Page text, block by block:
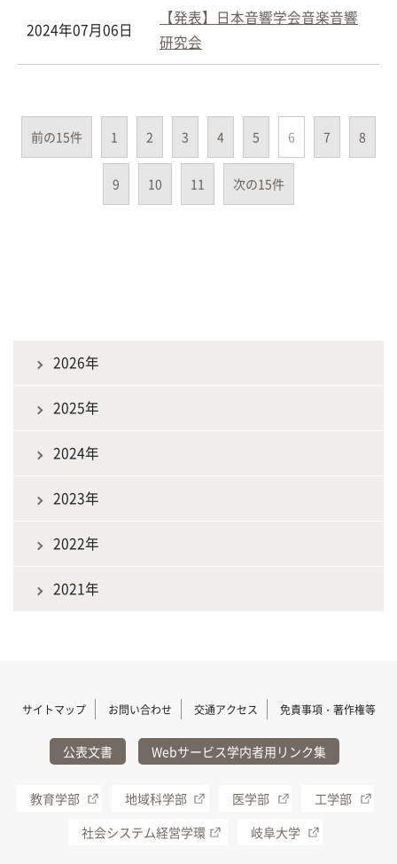
2024年07月06日
【発表】日本音響学会音楽音響
研究会
前の15件 1 2 3 4 5 6 7 8
9 10 11 次の15件
2026年
2025年
2024年
2023年
2022年
2021年
サイトマップ お問い合わせ 交通アクセス 免責事項・著作権等
公表文書 Webサービス学内者用リンク集
教育学部 地域科学部 医学部
工学部
社会システム経営学環
岐阜大学